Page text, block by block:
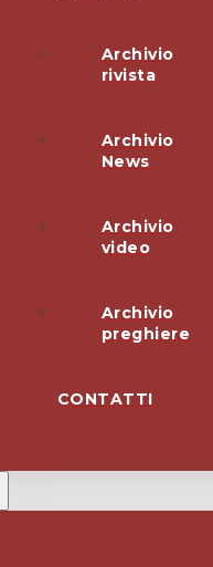
Archivio
rivista
Archivio
News
Archivio
video
Archivio
preghiere
CONTATTI